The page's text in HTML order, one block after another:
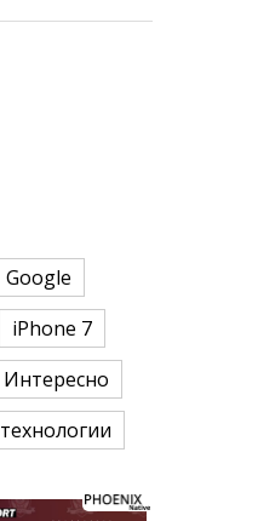
Google
iPhone 7
Интересно
технологии